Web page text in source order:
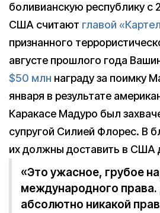
боливианскую республику с
США считают главой
признанного
августе прошлого года
$50 млн награду за поимку
января в результате
Каракасе Мадуро был
супругой Силией Флорес. В
их должны доставить в США
«Это ужасное, грубое
международного права.
абсолютно никакой